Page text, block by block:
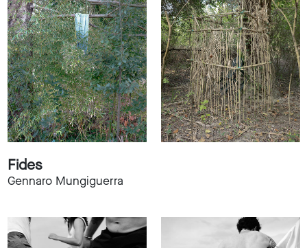
Fides
Gennaro Mungiguerra